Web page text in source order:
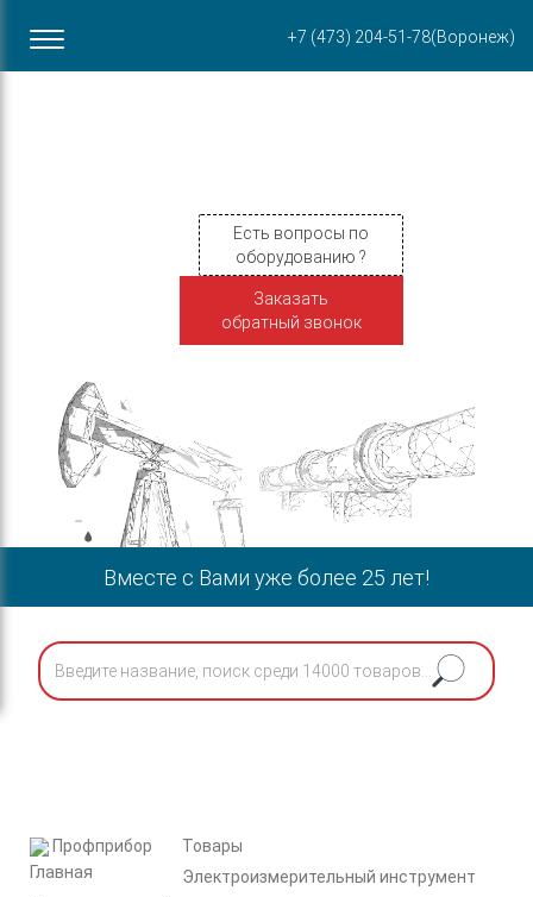
+7 (473) 204-51-78(Воронеж)
ул. Пирогова, 87Б
Есть вопросы по
оборудованию ?
Заказать
обратный звонок
Вместе с Вами уже более 25 лет!
Профприбор
Товары
Электроизмерительный инструмент